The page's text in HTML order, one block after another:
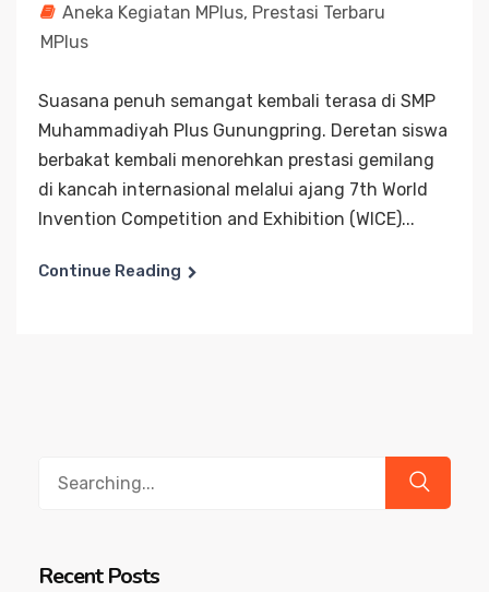
Aneka Kegiatan MPlus, Prestasi Terbaru
MPlus
Suasana penuh semangat kembali terasa di SMP
Muhammadiyah Plus Gunungpring. Deretan siswa
berbakat kembali menorehkan prestasi gemilang
di kancah internasional melalui ajang 7th World
Invention Competition and Exhibition (WICE)...
Continue Reading
Recent Posts